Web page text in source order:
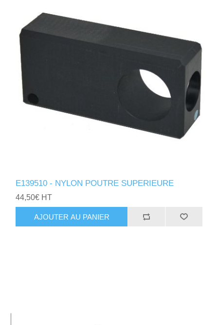
E139510 - NYLON POUTRE SUPERIEURE
44,50€ HT
AJOUTER AU PANIER